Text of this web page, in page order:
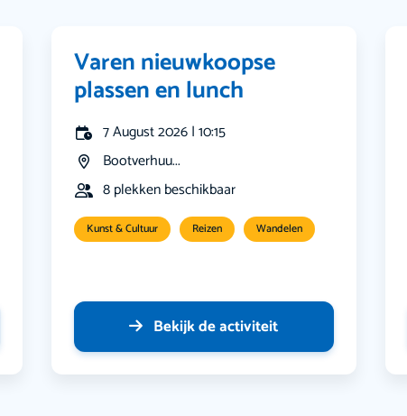
Varen nieuwkoopse
plassen en lunch
7 August 2026 | 10:15
Bootverhuu...
8 plekken beschikbaar
Kunst & Cultuur Reizen Wandelen
Bekijk de activiteit